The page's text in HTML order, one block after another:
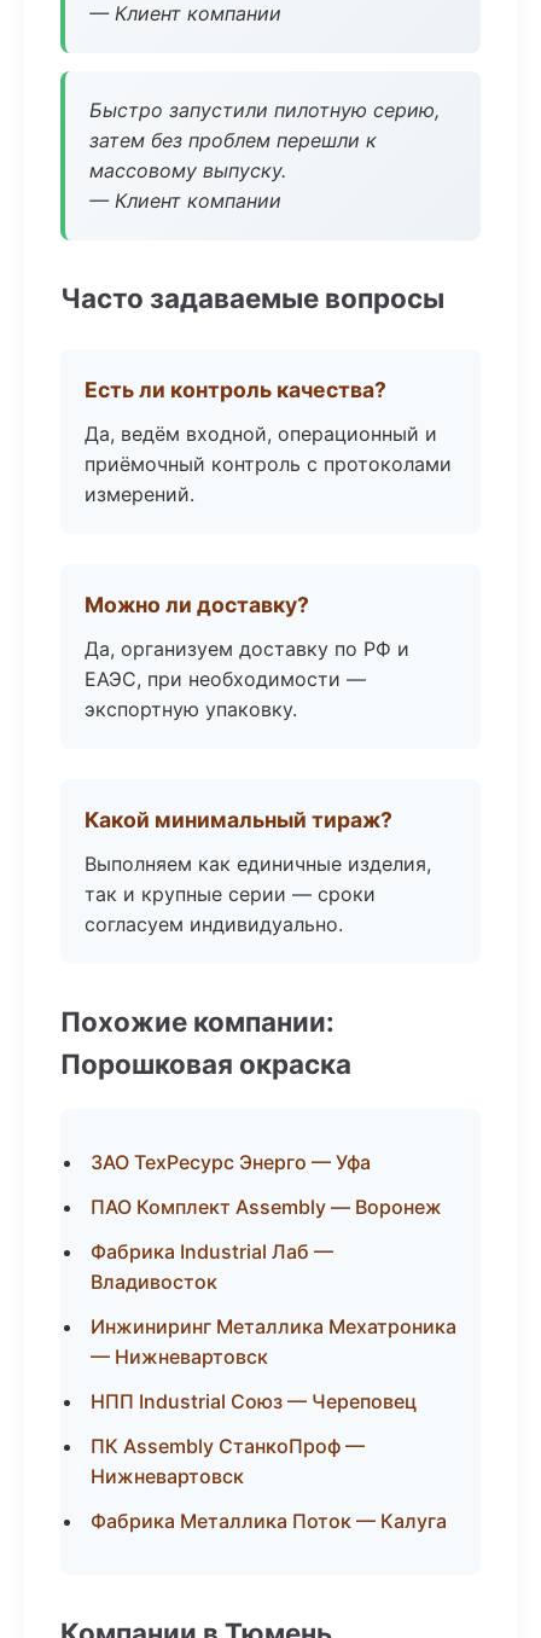
— Клиент компании
Быстро запустили пилотную серию,
затем без проблем перешли к
массовому выпуску.
— Клиент компании
Часто задаваемые вопросы
Есть ли контроль качества?
Да, ведём входной, операционный и
приёмочный контроль с протоколами
измерений.
Можно ли доставку?
Да, организуем доставку по РФ и
ЕАЭС, при необходимости —
экспортную упаковку.
Какой минимальный тираж?
Выполняем как единичные изделия,
так и крупные серии — сроки
согласуем индивидуально.
Похожие компании:
Порошковая окраска
ЗАО ТехРесурс Энерго — Уфа
ПАО Комплект Assembly — Воронеж
Фабрика Industrial Лаб —
Владивосток
Инжиниринг Металлика Мехатроника
— Нижневартовск
НПП Industrial Союз — Череповец
ПК Assembly СтанкоПроф —
Нижневартовск
Фабрика Металлика Поток — Калуга